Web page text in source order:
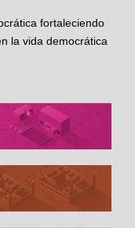
fortaleciendo
la vida democrática